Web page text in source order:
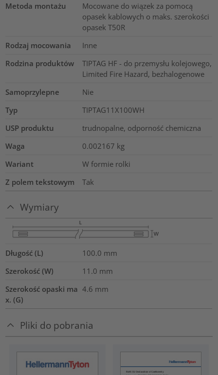
Metoda montażu
Mocowane do wiązek za pomocą
opasek kablowych o maks. szerokości
opasek T50R
Rodzaj mocowania
Inne
Rodzina produktów
TIPTAG HF - do przemysłu kolejowego,
Limited Fire Hazard, bezhalogenowe
Samoprzylepne
Nie
Typ
TIPTAG11X100WH
USP produktu
trudnopalne, odporność chemiczna
Waga
0.002167 kg
Wariant
W formie rolki
Z polem tekstowym
Tak
Wymiary
Długość (L) 100.0 mm
Szerokość (W)
11.0 mm
Szerokość opaski ma
x. (G)
4.6 mm
Pliki do pobrania